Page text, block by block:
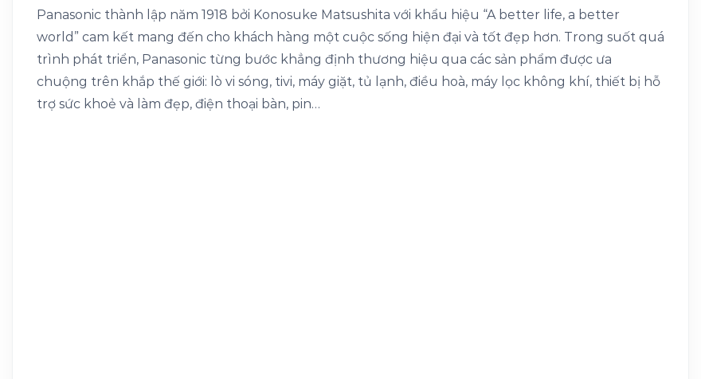
Panasonic thành lập năm 1918 bởi Konosuke Matsushita với khẩu hiệu “A better life, a better
world” cam kết mang đến cho khách hàng một cuộc sống hiện đại và tốt đẹp hơn. Trong suốt quá
trình phát triển, Panasonic từng bước khẳng định thương hiệu qua các sản phẩm được ưa
chuộng trên khắp thế giới: lò vi sóng, tivi, máy giặt, tủ lạnh, điều hoà, máy lọc không khí, thiết bị hỗ
trợ sức khoẻ và làm đẹp, điện thoại bàn, pin…